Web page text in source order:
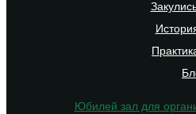
Юбилей зал для